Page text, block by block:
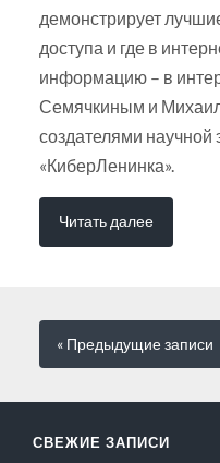
демонстрирует
доступа и где в
информацию – в
Семячкиным и
создателями научной
«КиберЛенинка».
Читать далее
« Предыдущиезаписи
СВЕЖИЕ ЗАПИСИ